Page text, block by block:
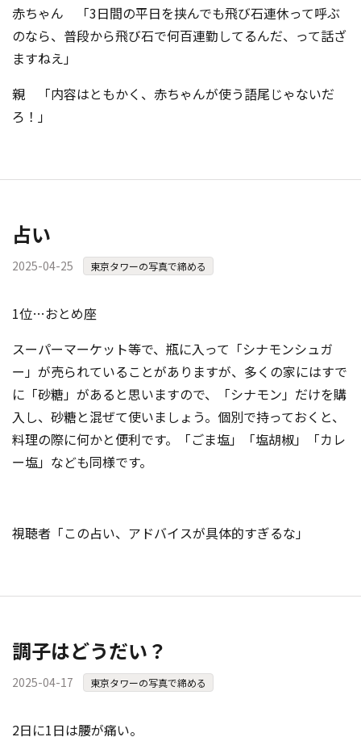
赤ちゃん 「3日間の平日を挟んでも飛び石連休って呼ぶ
のなら、普段から飛び石で何百連勤してるんだ、って話ざ
ますねえ」
親 「内容はともかく、赤ちゃんが使う語尾じゃないだ
ろ！」
占い
2025-04-25 東京タワーの写真で締める
1位…おとめ座
スーパーマーケット等で、瓶に入って「シナモンシュガ
ー」が売られていることがありますが、多くの家にはすで
に「砂糖」があると思いますので、「シナモン」だけを購
入し、砂糖と混ぜて使いましょう。個別で持っておくと、
料理の際に何かと便利です。「ごま塩」「塩胡椒」「カレ
ー塩」なども同様です。
視聴者「この占い、アドバイスが具体的すぎるな」
調子はどうだい？
2025-04-17 東京タワーの写真で締める
2日に1日は腰が痛い。